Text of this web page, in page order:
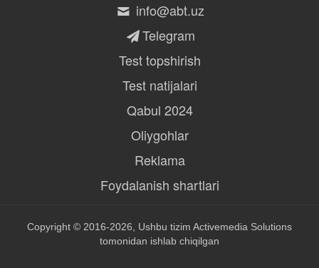
info@abt.uz
Telegram
Test topshirish
Test natijalari
Qabul 2024
Oliygohlar
Reklama
Foydalanish shartlari
Copyright © 2016-2026, Ushbu tizim Activemedia Solutions
tomonidan ishlab chiqilgan